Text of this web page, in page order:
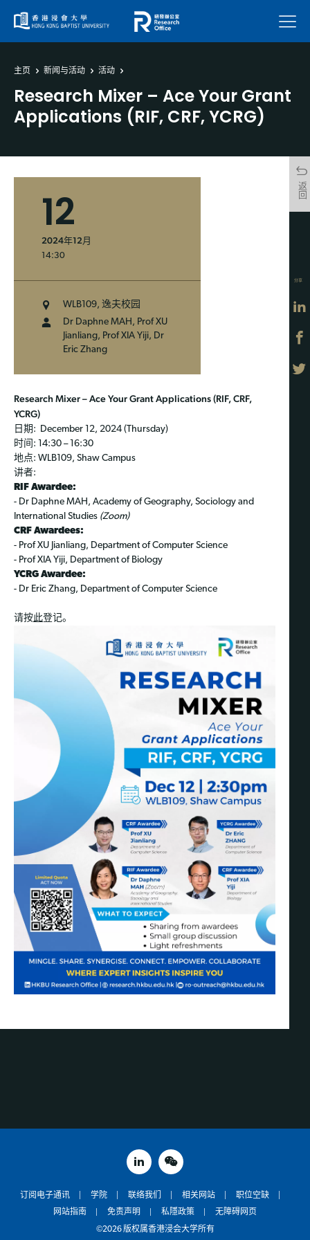
菜单
主页 新闻与活动 活动
Research Mixer – Ace Your Grant
Applications (RIF, CRF, YCRG)
返回
12
2024年12月
14:30
WLB109, 逸夫校园
Dr Daphne MAH, Prof XU
Jianliang, Prof XIA Yiji, Dr
Eric Zhang
Research Mixer – Ace Your Grant Applications (RIF, CRF,
YCRG)
日期: December 12, 2024 (Thursday)
时间: 14:30 – 16:30
地点: WLB109, Shaw Campus
讲者:
RIF Awardee:
- Dr Daphne MAH, Academy of Geography, Sociology and
International Studies (Zoom)
CRF Awardees:
- Prof XU Jianliang, Department of Computer Science
- Prof XIA Yiji, Department of Biology
YCRG Awardee:
- Dr Eric Zhang, Department of Computer Science
请按此登记。
分享
订阅电子通讯 学院 联络我们 相关网站
职位空缺
网站指南
免责声明 私隱政策 无障碍网页
©2026 版权属香港浸会大学所有
linked inweixin